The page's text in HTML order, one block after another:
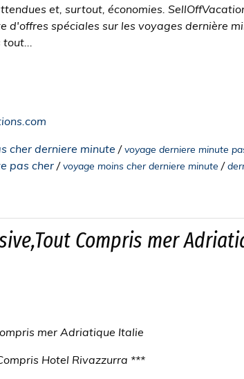
et, surtout, économies.
d'offres spéciales sur les voyages dernière
cher derniere minute /voyage derniere minute
pas cher /voyage moins cher derniere minute /
Compris mer
mer Adriatique Italie
Hotel Rivazzurra ***